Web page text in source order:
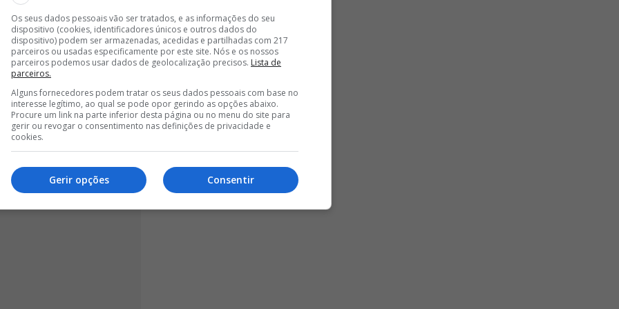
< >
de Perraud e rematou com o pé direito de
do antigo alvo de Rui Costa para oBenficanão foi o
que ainda aumentou o marcador com Isco, aos 42
a bola de Ezzalzouli e marcou o último dos
Os seus dados pessoais vão ser tratados, e as informações do seu
dispositivo (cookies, identificadores únicos e outros dados do
dispositivo) podem ser armazenadas, acedidas e partilhadas com 217
parceiros ou usadas especificamente por este site. Nós e os nossos
parceiros podemos usar dados de geolocalização precisos. Lista de
parceiros.
Alguns fornecedores podem tratar os seus dados pessoais com base no
interesse legítimo, ao qual se pode opor gerindo as opções abaixo.
Procure um link na parte inferior desta página ou no menu do site para
gerir ou revogar o consentimento nas definições de privacidade e
cookies.
Consentir
Gerir opções